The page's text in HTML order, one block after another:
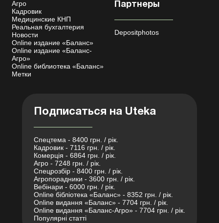
Агро
Кадровик
Медицинские КНП
Реальная бухгалтерия
Новости
Online издание «Баланс»
Online издание «Баланс-
Агро»
Online библиотека «Баланс»
Метки
Партнеры
Depositphotos
Подписаться на Uteka
Спецтема - 8400 грн. / рік.
Кадровик - 7116 грн. / рік.
Комерція - 6864 грн. / рік.
Агро - 7248 грн. / рік.
Спецрозбір - 8400 грн. / рік.
Агропорадники - 3600 грн. / рік.
Вебінари - 6000 грн. / рік.
Online бібліотека «Баланс» - 8352 грн. / рік.
Online видання «Баланс» - 7704 грн. / рік.
Online видання «Баланс-Агро» - 7704 грн. / рік.
Популярні статті